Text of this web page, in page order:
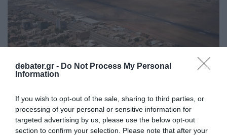
debater.gr - Do Not Process My Personal
Information
If you wish to opt-out of the sale, sharing to third parties, or
processing of your personal or sensitive information for
targeted advertising by us, please use the below opt-out
section to confirm your selection. Please note that after your
Νότιο Σουδάν: 300.000 άνθρωποι
εκτοπίστηκαν το 2025 λόγω σύγκρουσης,
σύμφωνα με τον ΟΗΕ